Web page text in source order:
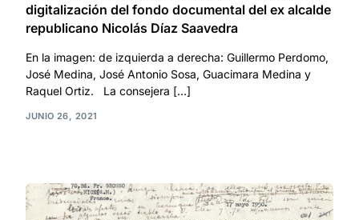
digitalización del fondo documental del ex alcalde
republicano Nicolás Díaz Saavedra
En la imagen: de izquierda a derecha: Guillermo Perdomo,
José Medina, José Antonio Sosa, Guacimara Medina y
Raquel Ortiz. La consejera […]
JUNIO 26, 2021